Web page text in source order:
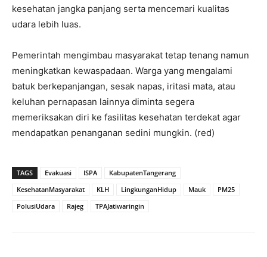
kesehatan jangka panjang serta mencemari kualitas
udara lebih luas.
Pemerintah mengimbau masyarakat tetap tenang namun
meningkatkan kewaspadaan. Warga yang mengalami
batuk berkepanjangan, sesak napas, iritasi mata, atau
keluhan pernapasan lainnya diminta segera
memeriksakan diri ke fasilitas kesehatan terdekat agar
mendapatkan penanganan sedini mungkin. (red)
TAGS Evakuasi ISPA
KabupatenTangerang
KesehatanMasyarakat
KLH LingkunganHidup Mauk
PM25
PolusiUdara
Rajeg TPAJatiwaringin